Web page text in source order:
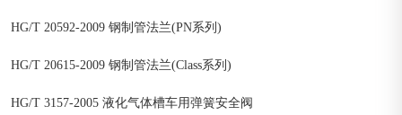
HG/T 20592-2009 钢制管法兰(PN系列)
HG/T 20615-2009 钢制管法兰(Class系列)
HG/T 3157-2005 液化气体槽车用弹簧安全阀